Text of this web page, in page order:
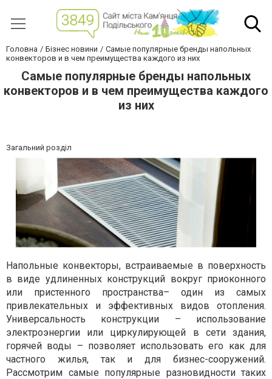
Головна Бізнес новини
Самые популярные бренды напольных
конвекторов и в чем преимущества каждого из них
Самые популярные бренды напольных
конвекторов и в чем преимущества каждого
из них
Загальний розділ
Напольные конвекторы, встраиваемые в поверхность
в виде удлиненных конструкций вокруг приоконного
или пристенного пространства– один из самых
привлекательных и эффективных видов отопления.
Универсальность конструкции – использование
электроэнергии или циркулирующей в сети здания,
горячей воды – позволяет использовать его как для
частного жилья, так и для бизнес-сооружений.
Рассмотрим самые популярные разновидности таких